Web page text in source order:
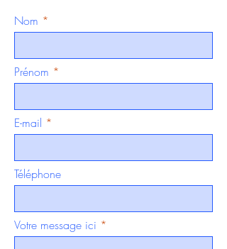
Nom
Prénom
E-mail
Téléphone
Votre message ici